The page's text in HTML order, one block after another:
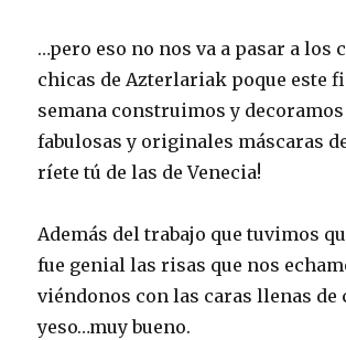
…pero eso no nos va a pasar a los
chicas de Azterlariak poque este
semana construimos y decoramos
fabulosas y originales máscaras de
ríete tú de las de Venecia!
Además del trabajo que tuvimos
fue genial las risas que nos
viéndonos con las caras llenas de
yeso…muy bueno.